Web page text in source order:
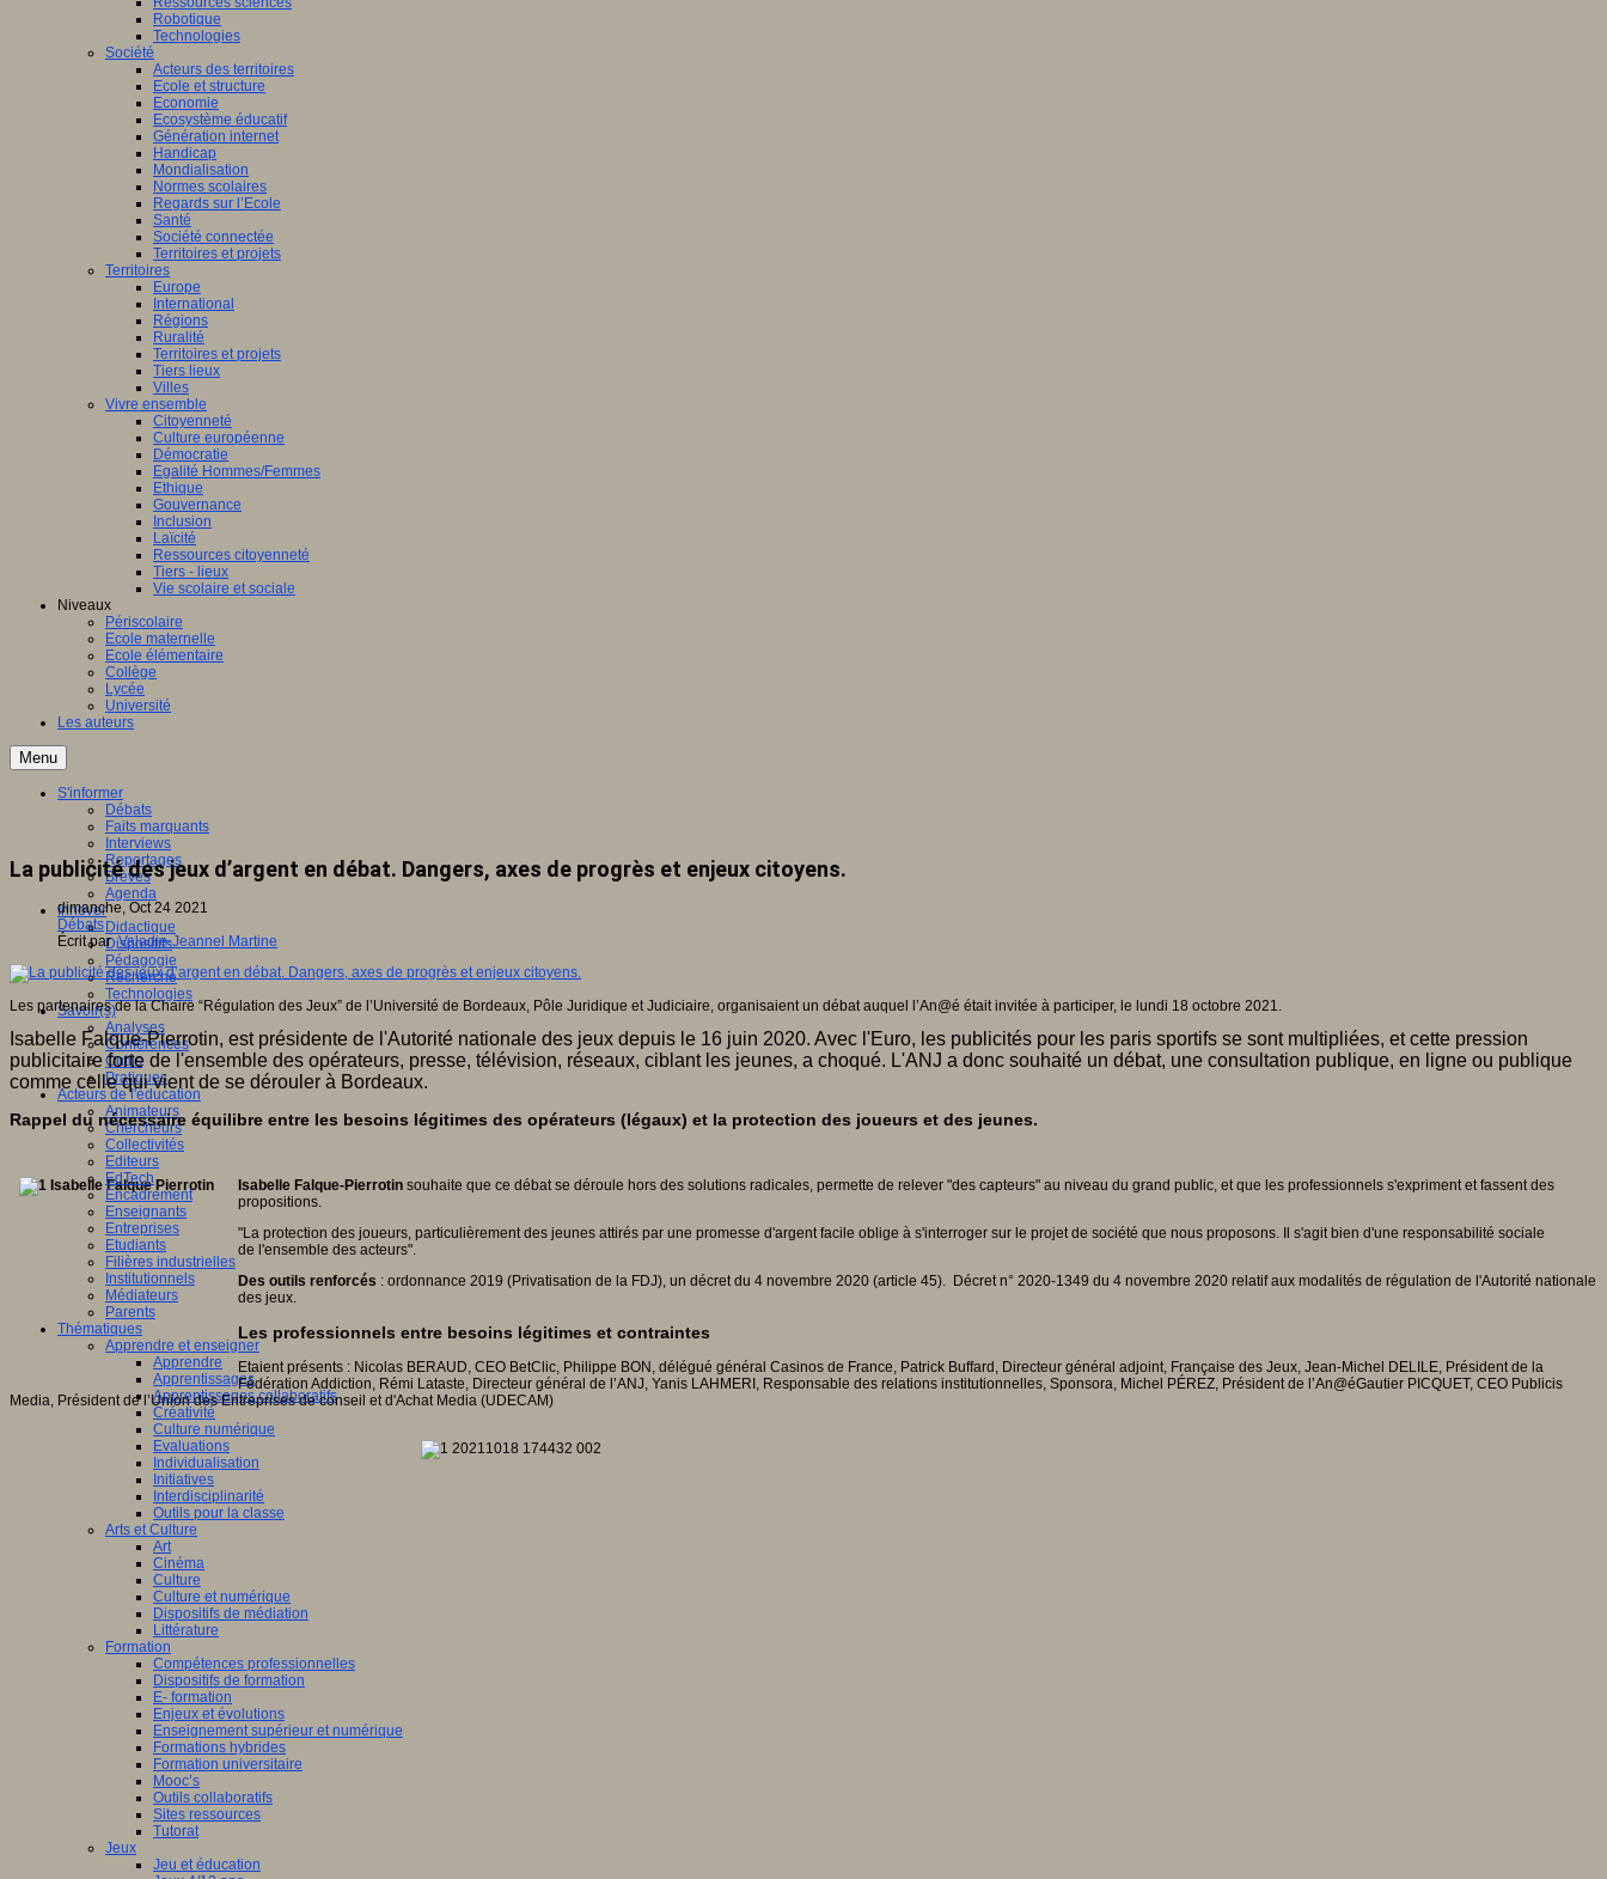
Robotique
Technologies
Société
Acteurs des territoires
Ecole et structure
Economie
Ecosystème éducatif
Génération internet
Handicap
Mondialisation
Normes scolaires
Regards sur l’Ecole
Santé
Société connectée
Territoires et projets
Territoires
Europe
International
Régions
Ruralité
Territoires et projets
Tiers lieux
Villes
Vivre ensemble
Citoyenneté
Culture européenne
Démocratie
Egalité Hommes/Femmes
Ethique
Gouvernance
Inclusion
Laïcité
Ressources citoyenneté
Tiers - lieux
Vie scolaire et sociale
Niveaux
Périscolaire
Ecole maternelle
Ecole élémentaire
Collège
Lycée
Université
Les auteurs
Menu
S'informer
Débats
Faits marquants
Interviews
Reportages
Brèves
Agenda
Innover
Didactique
Dispositifs
Pédagogie
Recherche
Technologies
Savoir(s)
Analyses
Conférences
Outils
Pratiques
Acteurs de l'éducation
Animateurs
Chercheurs
Collectivités
Editeurs
EdTech
Encadrement
Enseignants
Entreprises
Etudiants
Filières industrielles
Institutionnels
Médiateurs
Parents
Thématiques
Apprendre et enseigner
Apprendre
Apprentissages
Apprentissages collaboratifs
Créativité
Culture numérique
Evaluations
Individualisation
Initiatives
Interdisciplinarité
Outils pour la classe
Arts et Culture
Art
Cinéma
Culture
Culture et numérique
Dispositifs de médiation
Littérature
Formation
Compétences professionnelles
Dispositifs de formation
E- formation
Enjeux et évolutions
Enseignement supérieur et numérique
Formations hybrides
Formation universitaire
Mooc’s
Outils collaboratifs
Sites ressources
Tutorat
Jeux
Jeu et éducation
La publicité des jeux d’argent en débat. Dangers, axes de progrès et enjeux citoyens.
dimanche, Oct 24 2021
Débats
Écrit parValadie-Jeannel Martine
Les partenaires de la Chaire “Régulation des Jeux” de l’Université de Bordeaux, Pôle Juridique et Judiciaire, organisaient un débat auquel l’An@é était invitée à participer, le lundi 18 octobre 2021.
Isabelle Falque-Pierrotin, est présidente de l'Autorité nationale des jeux depuis le 16 juin 2020. Avec l'Euro, les publicités pour les paris sportifs se sont multipliées, et cette pression
publicitaire forte de l'ensemble des opérateurs, presse, télévision, réseaux, ciblant les jeunes, a choqué. L'ANJ a donc souhaité un débat, une consultation publique, en ligne ou publique
comme celle qui vient de se dérouler à Bordeaux.
Rappel du nécessaire équilibre entre les besoins légitimes des opérateurs (légaux) et la protection des joueurs et des jeunes.
Isabelle Falque-Pierrotin souhaite que ce débat se déroule hors des solutions radicales, permette de relever "des capteurs" au niveau du grand public, et que les professionnels s'expriment et fassent des
propositions.
"La protection des joueurs, particulièrement des jeunes attirés par une promesse d'argent facile oblige à s'interroger sur le projet de société que nous proposons. Il s'agit bien d'une responsabilité sociale
de l'ensemble des acteurs".
Des outils renforcés : ordonnance 2019 (Privatisation de la FDJ), un décret du 4 novembre 2020 (article 45). Décret n° 2020-1349 du 4 novembre 2020 relatif aux modalités de régulation de l'Autorité nationale
des jeux.
Les professionnels entre besoins légitimes et contraintes
Etaient présents : Nicolas BERAUD, CEO BetClic, Philippe BON, délégué général Casinos de France, Patrick Buffard, Directeur général adjoint, Française des Jeux, Jean-Michel DELILE, Président de la
Fédération Addiction, Rémi Lataste, Directeur général de l’ANJ, Yanis LAHMERI, Responsable des relations institutionnelles, Sponsora, Michel PÉREZ, Président de l’An@éGautier PICQUET, CEO Publicis
Media, Président de l’Union des Entreprises de conseil et d'Achat Media (UDECAM)